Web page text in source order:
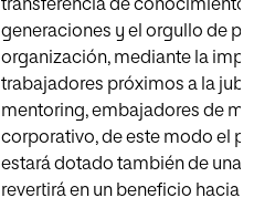
transferencia de conocimiento
generaciones y el orgullo de
organización, mediante la
trabajadores próximos a la
mentoring, embajadores de
corporativo, de este modo el
estará dotado también de una
revertirá en un beneficio hacia